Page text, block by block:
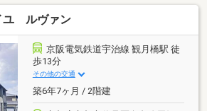
ユ ルヴァン
京阪電気鉄道宇治線 観月橋駅 徒
歩13分
その他の交通
築6年7ヶ月 / 2階建